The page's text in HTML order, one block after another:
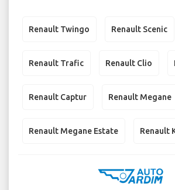
Renault Twingo Renault Scenic
Renault Trafic Renault Clio
Renault Captur Renault Megane
Renault Megane Estate Renault